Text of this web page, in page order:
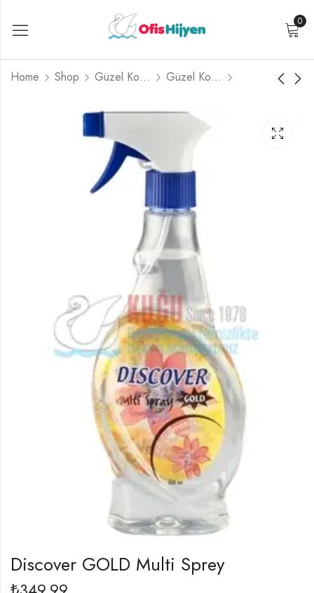
0
Home Shop Güzel Kokular ve Koku Makineleri Güzel Kokular
Discover Refresh
Sprey
Discover Multi Sprey
5lt
Discover GOLD Multi Sprey